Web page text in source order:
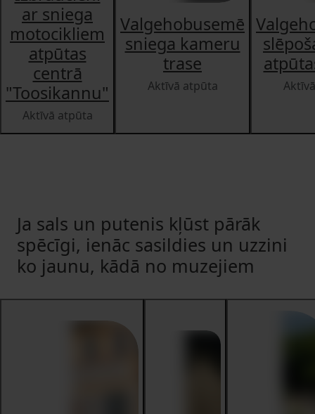
ar sniega
motocikliem
atpūtas
centrā
"Toosikannu"
Aktīvā atpūta
Valgehobusemē
sniega kameru
trase
Aktīvā atpūta
Ja sals un putenis kļūst pārāk
spēcīgi, ienāc sasildies un uzzini
ko jaunu, kādā no muzejiem